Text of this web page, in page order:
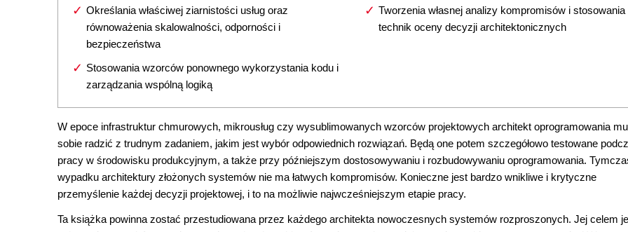
Określania właściwej ziarnistości usług oraz
równoważenia skalowalności, odporności i
bezpieczeństwa
Stosowania wzorców ponownego wykorzystania kodu i
zarządzania wspólną logiką
Tworzenia własnej analizy kompromisów i stosowania
technik oceny decyzji architektonicznych
W epoce infrastruktur chmurowych, mikrousług czy wysublimowanych wzorców projektowych architekt oprogramowania
sobie radzić z trudnym zadaniem, jakim jest wybór odpowiednich rozwiązań. Będą one potem szczegółowo testowane
pracy w środowisku produkcyjnym, a także przy późniejszym dostosowywaniu i rozbudowywaniu oprogramowania.
wypadku architektury złożonych systemów nie ma łatwych kompromisów. Konieczne jest bardzo wnikliwe i krytyczne
przemyślenie każdej decyzji projektowej, i to na możliwie najwcześniejszym etapie pracy.
Ta książka powinna zostać przestudiowana przez każdego architekta nowoczesnych systemów rozproszonych. Jej celem